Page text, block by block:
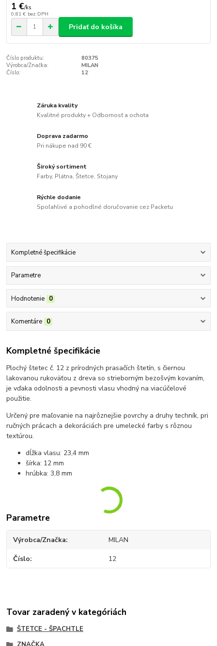
1 €/ks
0,81 € bez DPH
Pridať do košíka
Číslo produktu:
80375
Výrobca/Značka:
MILAN
Číslo:
12
Záruka kvality
Kvalitné produkty + Odbornosť a ochota
Doprava zadarmo
Pri nákupe nad 90 €
Široký sortiment
Farby, Plátna, Štetce, Stojany
Rýchle dodanie
Spoľahlivé a pohodlné doručovanie cez Packetu
Kompletné špecifikácie
Parametre
Hodnotenie 0
Komentáre 0
Kompletné špecifikácie
Plochý štetec č. 12 z prírodných prasačích štetín, s čiernou
lakovanou rukoväťou z dreva so strieborným bezošvým kovaním,
je vďaka odolnosti a pevnosti vlasu vhodný na viacúčelové
použitie.
Určený pre maľovanie na najrôznejšie povrchy a druhy techník, pri
ručných prácach a dekoráciách pre umelecké farby s rôznou
textúrou.
dĺžka vlasu: 23,4 mm
šírka: 12 mm
hrúbka: 3,8 mm
Parametre
Výrobca/Značka MILAN
Číslo 12
Tovar zaradený v kategóriách
ŠTETCE - ŠPACHTLE